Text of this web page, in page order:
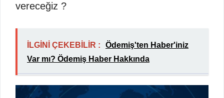
vereceğiz ?
İLGİNİ ÇEKEBİLİR :
Ödemiş'ten Haber'iniz
Var mı? Ödemiş Haber Hakkında